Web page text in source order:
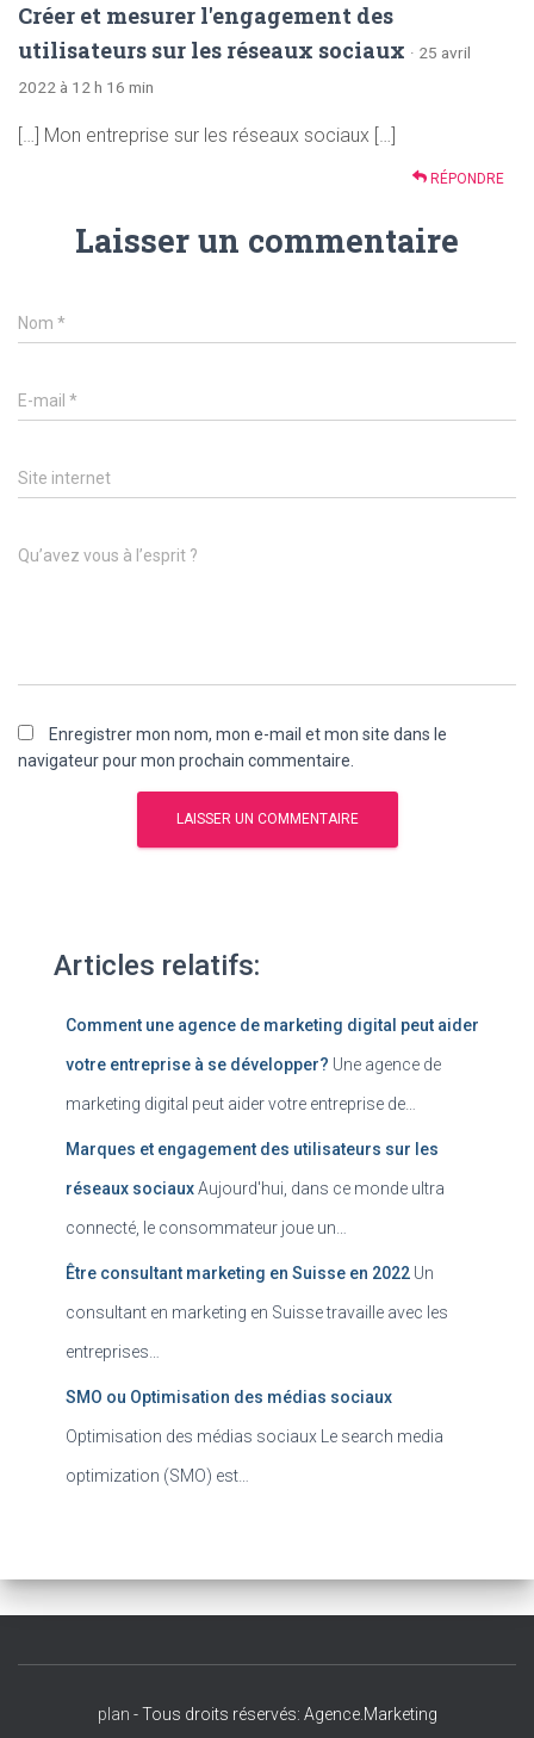
Créer et mesurer l'engagement des
utilisateurs sur les réseaux sociaux · 25 avril
2022 à 12 h 16 min
[…] Mon entreprise sur les réseaux sociaux […]
RÉPONDRE
Laisser un commentaire
Nom *
E-mail *
Site internet
Qu’avez vous à l’esprit ?
Enregistrer mon nom, mon e-mail et mon site dans le
navigateur pour mon prochain commentaire.
Articles relatifs:
Comment une agence de marketing digital peut aider
votre entreprise à se développer? Une agence de
marketing digital peut aider votre entreprise de…
Marques et engagement des utilisateurs sur les
réseaux sociauxAujourd'hui, dans ce monde ultra
connecté, le consommateur joue un…
Être consultant marketing en Suisse en 2022 Un
consultant en marketing en Suisse travaille avec les
entreprises…
SMO ou Optimisation des médias sociaux
Optimisation des médias sociaux Le search media
optimization (SMO) est…
plan - Tous droits réservés: Agence.Marketing